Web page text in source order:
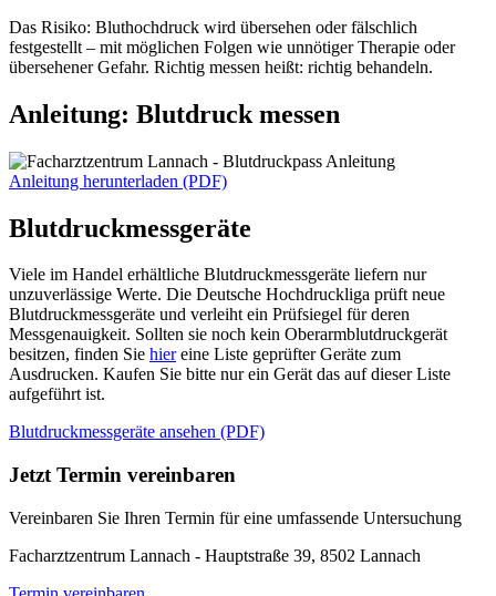
Das Risiko: Bluthochdruck wird übersehen oder fälschlich
festgestellt – mit möglichen Folgen wie unnötiger Therapie oder
übersehener Gefahr. Richtig messen heißt: richtig behandeln.
Anleitung: Blutdruck messen
Anleitung herunterladen (PDF)
Blutdruckmessgeräte
Viele im Handel erhältliche Blutdruckmessgeräte liefern nur
unzuverlässige Werte. Die Deutsche Hochdruckliga prüft neue
Blutdruckmessgeräte und verleiht ein Prüfsiegel für deren
Messgenauigkeit. Sollten sie noch kein Oberarmblutdruckgerät
besitzen, finden Sie hiereine Liste geprüfter Geräte zum
Ausdrucken. Kaufen Sie bitte nur ein Gerät das auf dieser Liste
aufgeführt ist.
Blutdruckmessgeräte ansehen (PDF)
Jetzt Termin vereinbaren
Vereinbaren Sie Ihren Termin für eine umfassende Untersuchung
Facharztzentrum Lannach - Hauptstraße 39, 8502 Lannach